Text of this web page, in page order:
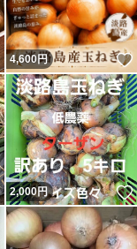
いいね！
4,600円
いいね！
2,000円